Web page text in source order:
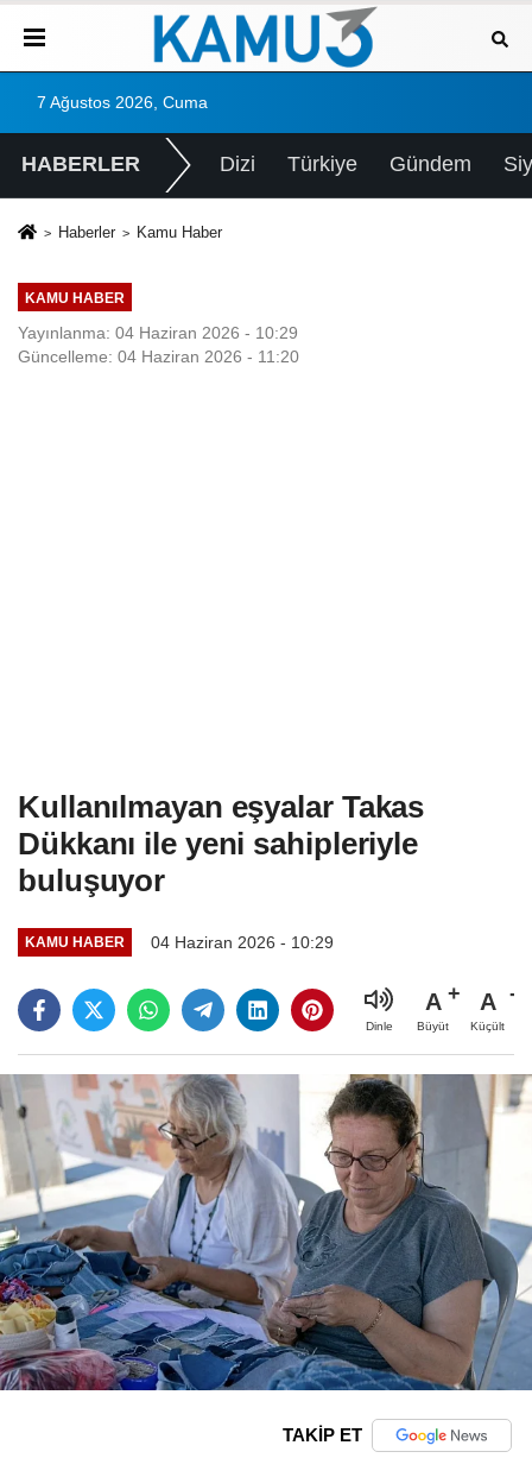
7 Ağustos 2026, Cuma
HABERLER Dizi Türkiye Gündem
Haberler Kamu Haber
KAMU HABER
Yayınlanma: 04 Haziran 2026 - 10:29
Güncelleme: 04 Haziran 2026 - 11:20
Kullanılmayan eşyalar Takas
Dükkanı ile yeni sahipleriyle
buluşuyor
KAMU HABER 04 Haziran 2026 - 10:29
Dinle
A
Büyüt
A
Küçült
TAKİP ET